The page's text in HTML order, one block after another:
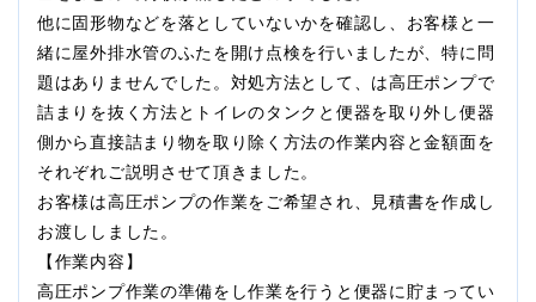
他に固形物などを落としていないかを確認し、お客様と一
緒に屋外排水管のふたを開け点検を行いましたが、特に問
題はありませんでした。対処方法として、は高圧ポンプで
詰まりを抜く方法とトイレのタンクと便器を取り外し便器
側から直接詰まり物を取り除く方法の作業内容と金額面を
それぞれご説明させて頂きました。
お客様は高圧ポンプの作業をご希望され、見積書を作成し
お渡ししました。
【作業内容】
高圧ポンプ作業の準備をし作業を行うと便器に貯まってい